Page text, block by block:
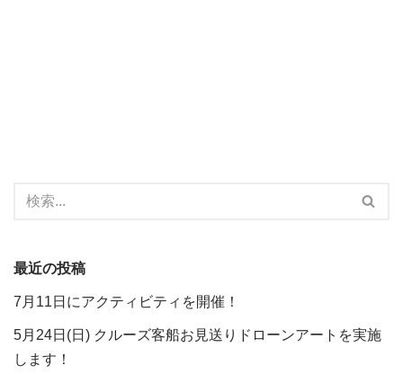
最近の投稿
7月11日にアクティビティを開催！
5月24日(日) クルーズ客船お見送りドローンアートを実施
します！